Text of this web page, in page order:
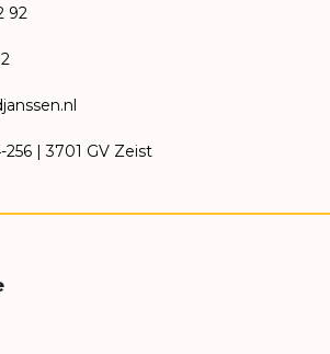
92
256 | 3701 GV Zeist